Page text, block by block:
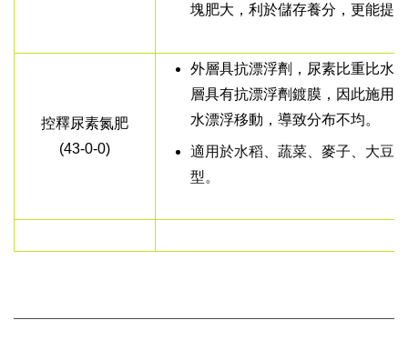
塊肥大，利於儲存養分，更能提
控釋尿素氮肥
(43-0-0)
外層具抗漂浮劑，尿素比重比水
層具有抗漂浮劑鍍膜，因此施用
水漂浮移動，導致分布不均。
適用於水稻、蔬菜、麥子、大豆
型。